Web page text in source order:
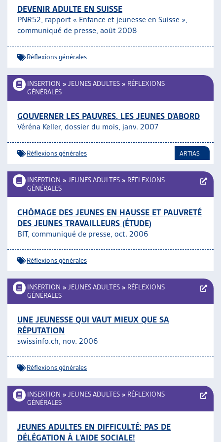
DEVENIR ADULTE EN SUISSE
PNR52, rapport « Enfance et jeunesse en Suisse »,
communiqué de presse, août 2008
Réflexions générales
INSERTION » JEUNES ADULTES » RÉFLEXIONS
GÉNÉRALES
GOUVERNER LES PAUVRES. LES JEUNES D’ABORD
Véréna Keller, dossier du mois, janv. 2007
Réflexions générales ARTIAS
INSERTION » JEUNES ADULTES » RÉFLEXIONS
GÉNÉRALES
CHÔMAGE DES JEUNES EN HAUSSE ET PAUVRETÉ
DES JEUNES TRAVAILLEURS (ÉTUDE)
BIT, communiqué de presse, oct. 2006
Réflexions générales
INSERTION » JEUNES ADULTES » RÉFLEXIONS
GÉNÉRALES
UNE JEUNESSE QUI VAUT MIEUX QUE SA
RÉPUTATION
swissinfo.ch, nov. 2006
Réflexions générales
INSERTION » JEUNES ADULTES » RÉFLEXIONS
GÉNÉRALES
JEUNES ADULTES EN DIFFICULTÉ: PAS DE
DÉLÉGATION À L’AIDE SOCIALE!